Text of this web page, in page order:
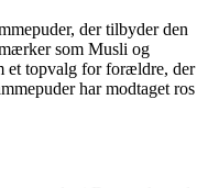
der tilbyder den
som Musli og
et topvalg for forældre, der
har modtaget ros